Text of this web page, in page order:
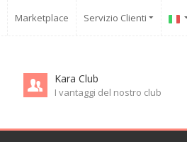
Marketplace Servizio Clienti
Kara Club
I vantaggi del nostro club